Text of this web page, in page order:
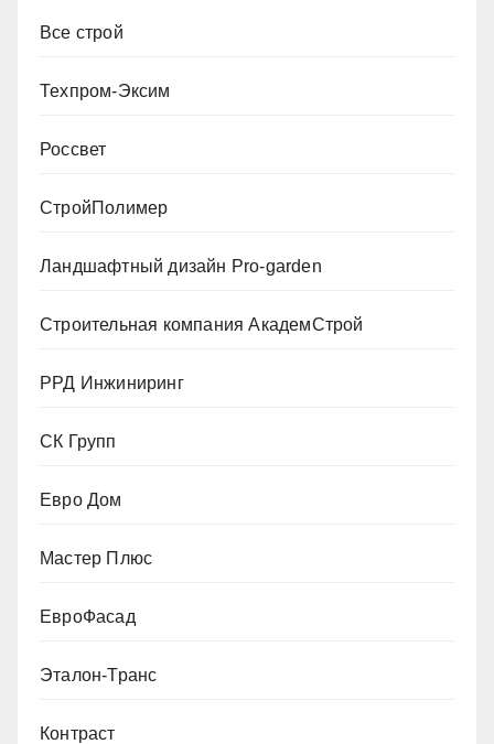
Все строй
Техпром-Эксим
Россвет
СтройПолимер
Ландшафтный дизайн Pro-garden
Строительная компания АкадемСтрой
РРД Инжиниринг
СК Групп
Евро Дом
Мастер Плюс
ЕвроФасад
Эталон-Транс
Контраст